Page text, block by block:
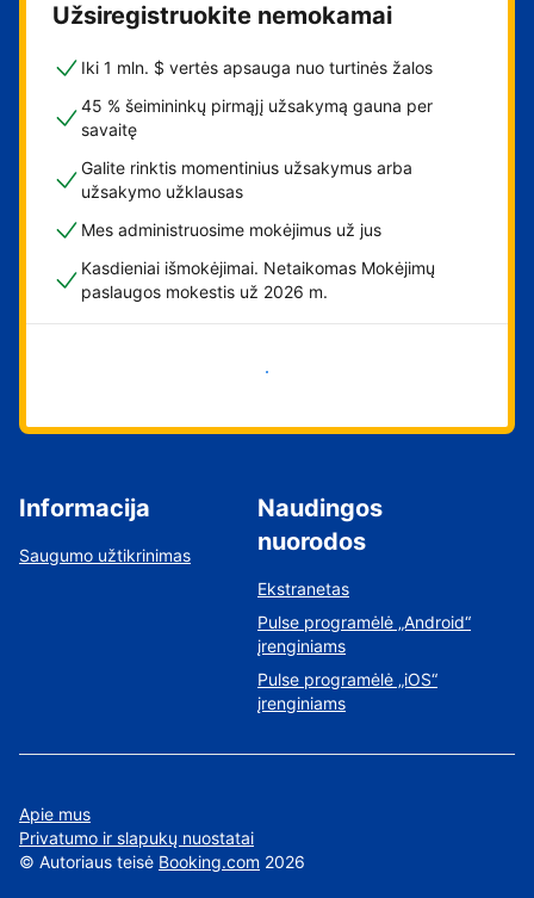
Užsiregistruokite nemokamai
Iki 1 mln. $ vertės apsauga nuo turtinės žalos
45 % šeimininkų pirmąjį užsakymą gauna per
savaitę
Galite rinktis momentinius užsakymus arba
užsakymo užklausas
Mes administruosime mokėjimus už jus
Kasdieniai išmokėjimai. Netaikomas Mokėjimų
paslaugos mokestis už 2026 m.
Pradėti
Informacija
Saugumo užtikrinimas
Naudingos
nuorodos
Ekstranetas
Pulse programėlė „Android“
įrenginiams
Pulse programėlė „iOS“
įrenginiams
Apie mus
Privatumo ir slapukų nuostatai
© Autoriaus teisė Booking.com 2026